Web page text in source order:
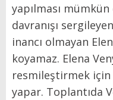
yapılması
davranışı
inancı olmayan
koyamaz. Elena
resmileştirmek için
yapar. Toplantıda